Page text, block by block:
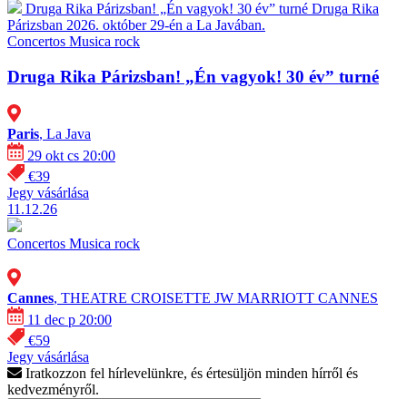
Druga Rika Párizsban! „Én vagyok! 30 év” turné Druga Rika
Párizsban 2026. október 29-én a La Javában.
Concertos Musica rock
Druga Rika Párizsban! „Én vagyok! 30 év” turné
Paris, La Java
29 okt cs 20:00
€39
Jegy vásárlása
11.12.26
Concertos Musica rock
Cannes, THEATRE CROISETTE JW MARRIOTT CANNES
11 dec p 20:00
€59
Jegy vásárlása
Iratkozzon fel hírlevelünkre, és értesüljön minden hírről és
kedvezményről.